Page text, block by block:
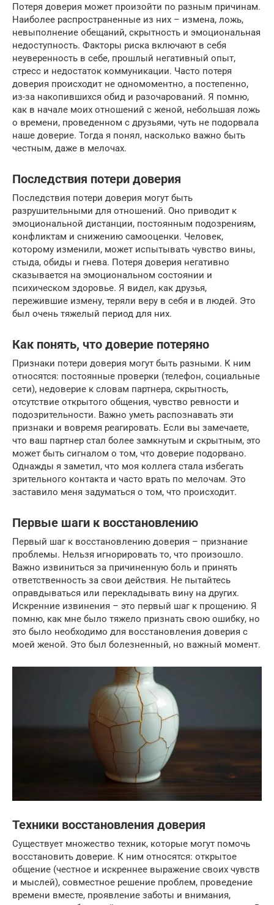
Потеря доверия может произойти по разным причинам.
Наиболее распространенные из них – измена, ложь,
невыполнение обещаний, скрытность и эмоциональная
недоступность. Факторы риска включают в себя
неуверенность в себе, прошлый негативный опыт,
стресс и недостаток коммуникации. Часто потеря
доверия происходит не одномоментно, а постепенно,
из-за накопившихся обид и разочарований. Я помню,
как в начале моих отношений с женой, небольшая ложь
о времени, проведенном с друзьями, чуть не подорвала
наше доверие. Тогда я понял, насколько важно быть
честным, даже в мелочах.
Последствия потери доверия
Последствия потери доверия могут быть
разрушительными для отношений. Оно приводит к
эмоциональной дистанции, постоянным подозрениям,
конфликтам и снижению самооценки. Человек,
которому изменили, может испытывать чувство вины,
стыда, обиды и гнева. Потеря доверия негативно
сказывается на эмоциональном состоянии и
психическом здоровье. Я видел, как друзья,
пережившие измену, теряли веру в себя и в людей. Это
был очень тяжелый период для них.
Как понять, что доверие потеряно
Признаки потери доверия могут быть разными. К ним
относятся: постоянные проверки (телефон, социальные
сети), недоверие к словам партнера, скрытность,
отсутствие открытого общения, чувство ревности и
подозрительности. Важно уметь распознавать эти
признаки и вовремя реагировать. Если вы замечаете,
что ваш партнер стал более замкнутым и скрытным, это
может быть сигналом о том, что доверие подорвано.
Однажды я заметил, что моя коллега стала избегать
зрительного контакта и часто врать по мелочам. Это
заставило меня задуматься о том, что происходит.
Первые шаги к восстановлению
Первый шаг к восстановлению доверия – признание
проблемы. Нельзя игнорировать то, что произошло.
Важно извиниться за причиненную боль и принять
ответственность за свои действия. Не пытайтесь
оправдываться или перекладывать вину на других.
Искренние извинения – это первый шаг к прощению. Я
помню, как мне было тяжело признать свою ошибку, но
это было необходимо для восстановления доверия с
моей женой. Это был болезненный, но важный момент.
Техники восстановления доверия
Существует множество техник, которые могут помочь
восстановить доверие. К ним относятся: открытое
общение (честное и искреннее выражение своих чувств
и мыслей), совместное решение проблем, проведение
времени вместе, проявление заботы и внимания,